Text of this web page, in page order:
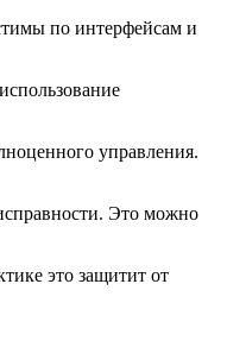
по интерфейсам и
управления.
Это можно
это защитит от